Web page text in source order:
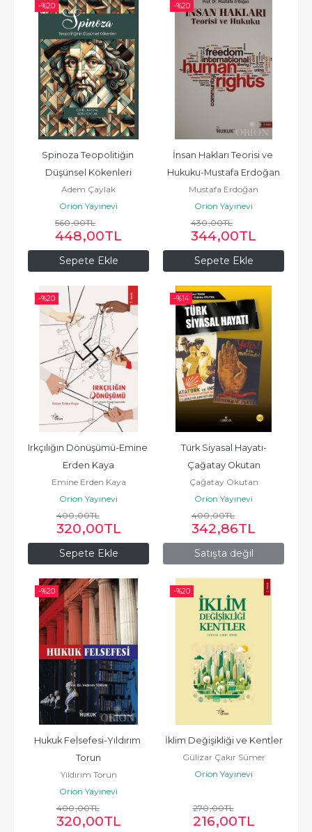
-%20
Sepete Ekle
Spinoza Teopolitiğin
Düşünsel Kökenleri
Adem Çaylak
Orion Yayınevi
560,00TL
448,00TL
-%20
Sepete Ekle
İnsan Hakları Teorisi ve
Hukuku-Mustafa Erdoğan
Mustafa Erdoğan
Orion Yayınevi
430,00TL
344,00TL
-%20
Sepete Ekle
Irkçılığın Dönüşümü-Emine
Erden Kaya
Emine Erden Kaya
Orion Yayınevi
400,00TL
320,00TL
-%14
Satışta değil
Türk Siyasal Hayatı-
Çağatay Okutan
Çağatay Okutan
Orion Yayınevi
400,00TL
342,86TL
-%20
Hukuk Felsefesi-Yıldırım
Torun
Yıldırım Torun
Orion Yayınevi
400,00TL
320,00TL
-%20
İklim Değişikliği ve Kentler
Gülizar Çakır Sümer
Orion Yayınevi
270,00TL
216,00TL